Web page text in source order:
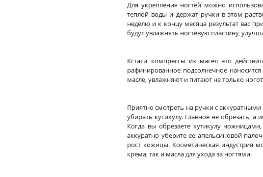
Для укрепления ногтей можно
теплой воды и держат ручки в этом
неделю и к концу месяца результат вас
будут увлажнять ногтевую пластину,
Кстати компрессы из масел это
рафинированное подсолнечное
масле, увлажняют и питают не только
Приятно смотреть на ручки с
убирать кутикулу. Главное не обрезать,
Когда вы обрезаете кутикулу
аккуратно уберите ее апельсиновой
рост кожицы. Косметическая индустрия
крема, так и масла для ухода за ногтями.